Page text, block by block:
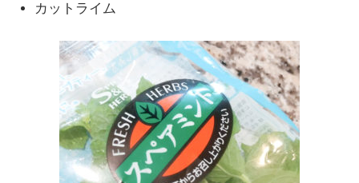
カットライム